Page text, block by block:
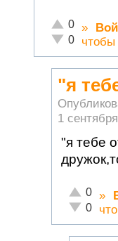
Отлично!
0
Неадекватно!
0
»
чтобы
"я
1
"я тебе
Отлично!
0
0
»